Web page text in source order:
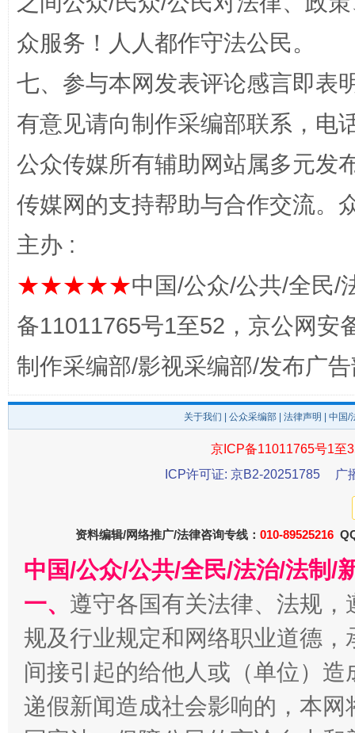
东山县通报“牛蛙产品抗生素超标问题” 法
千年窑火 生生不息
众服务！人人都作守法公民。
七、参与本网发表评论感言即表
有意见请向制作采编部联系，电
公众传媒所有辅助网站属多元发
传媒网的支持帮助与合作交流。
主办 :
★★★★★中国/公众/公共/全民/
备11011765号1至52，京公网安
制作采编部/影视采编部/发布广
关于我们 公众采编部 法律声明 | 中国
京ICP备11011765号1至
ICP许可证: 京B2-20251785
广
资料编辑/网络推广/法律咨询专线： 010-89525216
中国/公众/公共/全民/法治/法制/
一、 遵守各国有关法律、法规
规及行业规定和网络职业道德
间接引起的给他人或（单位）
递假新闻造成社会影响的，本